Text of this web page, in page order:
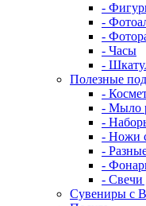
-
-
-
- Часы
-
Полезные
-
- Мыло
-
- Ножи
-
-
- Свечи
Сувениры с